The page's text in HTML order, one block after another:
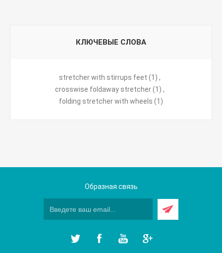
КЛЮЧЕВЫЕ СЛОВА
stretcher with stirrups feet (1) ,
crosswise foldaway stretcher(1) ,
folding stretcher with wheels (1)
Образная связь